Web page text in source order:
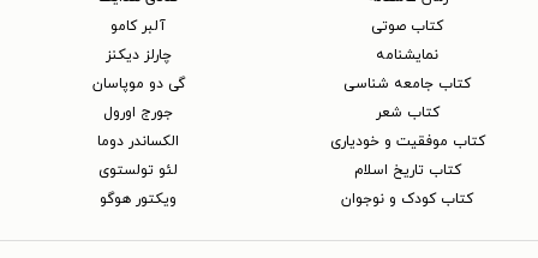
کتاب‌ صوتی
نمایشنامه
کتاب جامعه شناسی
کتاب شعر
کتاب موفقیت و خودیاری
کتاب تاریخ اسلام
کتاب کودک و نوجوان
آلبر کامو
چارلز دیکنز
گی دو موپاسان
جورج اورول
الکساندر دوما
لئو تولستوی
ویکتور هوگو